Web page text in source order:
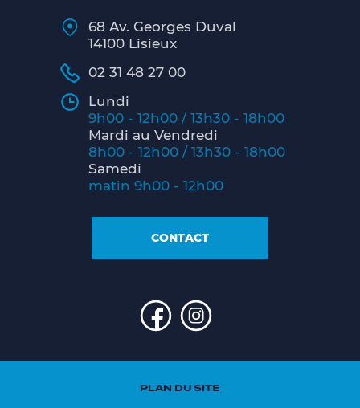
68 Av. Georges Duval
14100 Lisieux
02 31 48 27 00
Lundi
9h00 - 12h00 / 13h30 - 18h00
Mardi au Vendredi
8h00 - 12h00 / 13h30 - 18h00
Samedi
matin 9h00 - 12h00
CONTACT
PLAN DU SITE